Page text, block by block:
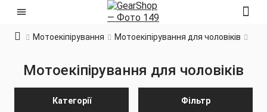
Мотоекіпірування Мотоекіпірування для чоловіків
Мотоекіпірування для чоловіків
Категорії Фільтр